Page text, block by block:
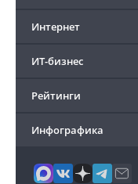
Интернет
ИТ-бизнес
Рейтинги
Инфографика